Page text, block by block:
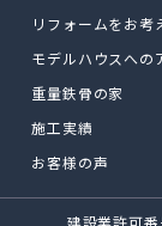
リフォームをお考
モデルハウスへの
重量鉄骨の家
施工実績
お客様の声
建設業許可